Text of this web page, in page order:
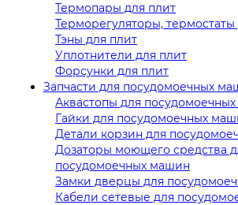
Термопары для плит
Терморегуляторы, термостаты
Тэны для плит
Уплотнители для плит
Форсунки для плит
Запчасти для посудомоечных
Аквастопы для
Гайки для посудомоечных
Детали корзин для
Дозаторы моющего средства
посудомоечных машин
Замки дверцы для
Кабели сетевые для